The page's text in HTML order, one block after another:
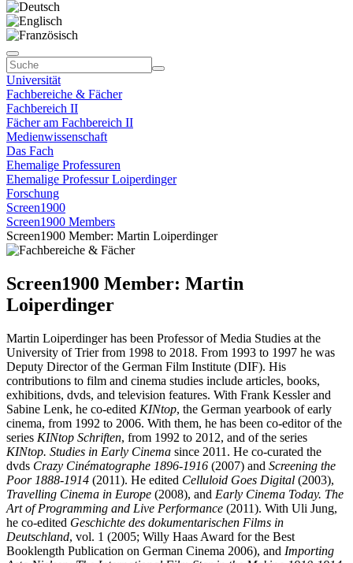
Universität
Fachbereiche & Fächer
Fachbereich II
Fächer am Fachbereich II
Medienwissenschaft
Das Fach
Ehemalige Professuren
Ehemalige Professur Loiperdinger
Forschung
Screen1900
Screen1900 Members
Screen1900 Member: Martin Loiperdinger
Screen1900 Member: Martin
Loiperdinger
Martin Loiperdinger has been Professor of Media Studies at the
University of Trier from 1998 to 2018. From 1993 to 1997 he was
Deputy Director of the German Film Institute (DIF). His
contributions to film and cinema studies include articles, books,
exhibitions, dvds, and television features. With Frank Kessler and
Sabine Lenk, he co-edited KINtop, the German yearbook of early
cinema, from 1992 to 2006. With them, he has been co-editor of the
series KINtop Schriften, from 1992 to 2012, and of the series
KINtop. Studies in Early Cinema since 2011. He co-curated the
dvds Crazy Cinématographe 1896-1916 (2007) and Screening the
Poor 1888-1914 (2011). He edited Celluloid Goes Digital (2003),
Travelling Cinema in Europe (2008), and Early Cinema Today. The
Art of Programming and Live Performance (2011). With Uli Jung,
he co-edited Geschichte des dokumentarischen Films in
Deutschland, vol. 1 (2005; Willy Haas Award for the Best
Booklength Publication on German Cinema 2006), and Importing